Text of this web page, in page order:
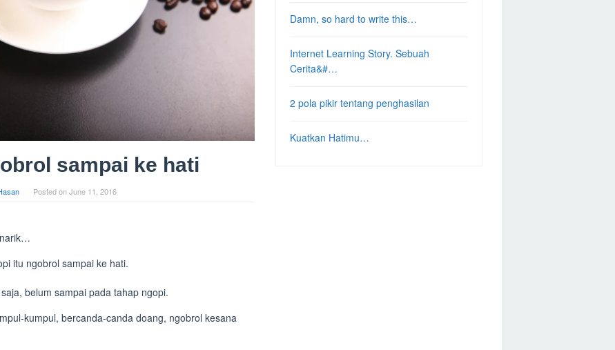
sampai ke hati
Posted onJune 11, 2016
itu ngobrol sampai ke hati.
belum sampai pada tahap ngopi.
kumpul, bercanda-canda doang, ngobrol kesana
Damn, so hard to write this…
Internet Learning Story. Sebuah
Cerita&#…
2 pola pikir tentang penghasilan
Kuatkan Hatimu…